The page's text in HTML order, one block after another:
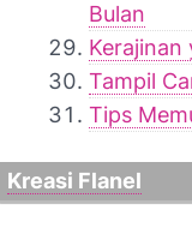
Bulan
Kerajinan
Tampil
Tips
Kreasi Flanel